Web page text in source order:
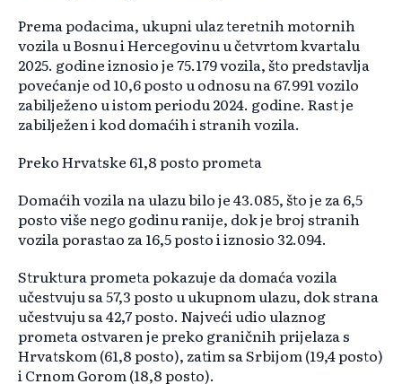
Prema podacima, ukupni ulaz teretnih motornih
vozila u Bosnu i Hercegovinu u četvrtom kvartalu
2025. godine iznosio je 75.179 vozila, što predstavlja
povećanje od 10,6 posto u odnosu na 67.991 vozilo
zabilježeno u istom periodu 2024. godine. Rast je
zabilježen i kod domaćih i stranih vozila.
Preko Hrvatske 61,8 posto prometa
Domaćih vozila na ulazu bilo je 43.085, što je za 6,5
posto više nego godinu ranije, dok je broj stranih
vozila porastao za 16,5 posto i iznosio 32.094.
Struktura prometa pokazuje da domaća vozila
učestvuju sa 57,3 posto u ukupnom ulazu, dok strana
učestvuju sa 42,7 posto. Najveći udio ulaznog
prometa ostvaren je preko graničnih prijelaza s
Hrvatskom (61,8 posto), zatim sa Srbijom (19,4 posto)
i Crnom Gorom (18,8 posto).